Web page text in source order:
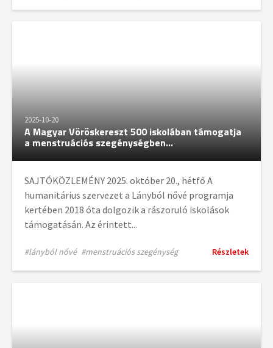
2025-10-20
A Magyar Vöröskereszt 500 iskolában támogatja
a menstruációs szegénységben...
SAJTÓKÖZLEMÉNY 2025. október 20., hétfő A
humanitárius szervezet a Lányból nővé programja
kertében 2018 óta dolgozik a rászoruló iskolások
támogatásán. Az érintett...
#lányból nővé #menstruációs szegénység Részletek